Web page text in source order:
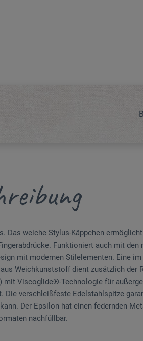
Das weiche Stylus-Käppchen
Funktioniert auch mit den
mit modernen Stilelementen. Eine
Weichkunststoff dient zusätzlich der
mit Viscoglide®-Technologie für
Die verschleißfeste Edelstahlspitze
Der Epsilon hat einen federnden
nachfüllbar.